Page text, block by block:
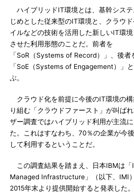
ハイブリッドIT環境とは、基幹システ
じめとした従来型のIT環境と、クラウ
イルなどの技術を活用した新しいIT環
させた利用形態のことだ。前者を
「SoR（Systems of Record）」、後者
「SoE（Systems of Engagement）」
ぶ。
クラウド化を前提に今後のIT環境の構
り組む「クラウドファースト」が叫ば
ザー調査ではハイブリッド利用が主流
た。これはすなわち、70％の企業が今
して利用するということだ。
この調査結果を踏まえ、日本IBMは
Managed Infrastructure」（以下、IMI
2015年末より提供開始すると発表した